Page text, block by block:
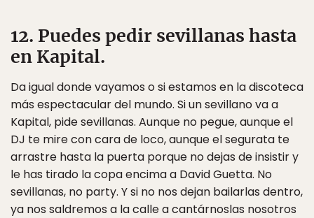
12. Puedes pedir sevillanas hasta
en Kapital.
Da igual donde vayamos o si estamos en la discoteca
más espectacular del mundo. Si un sevillano va a
Kapital, pide sevillanas. Aunque no pegue, aunque el
DJ te mire con cara de loco, aunque el segurata te
arrastre hasta la puerta porque no dejas de insistir y
le has tirado la copa encima a David Guetta. No
sevillanas, no party. Y si no nos dejan bailarlas dentro,
ya nos saldremos a la calle a cantárnoslas nosotros